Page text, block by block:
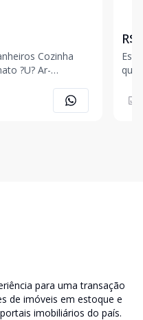
?U? Ar-
R$
ou
para uma transação
imobiliários do país.